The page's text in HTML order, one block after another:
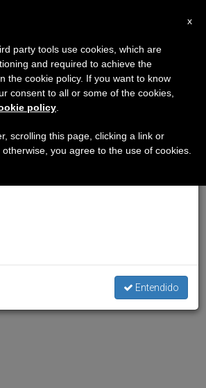
×
al 7 de agosto haremos la pausa
que en el periodo de verano
informaciones y también el
Entendido
x
party tools use cookies, which are
and required to achieve the
the cookie policy. If you want to know
consent to all or some of the cookies,
policy
scrolling this page, clicking a link or
you agree to the use of cookies.